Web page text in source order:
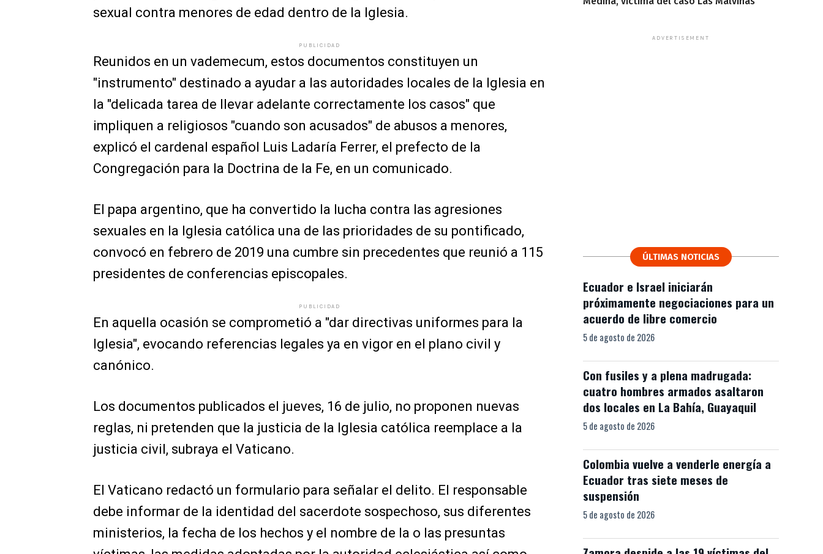
sexual contra menores de edad dentro de la Iglesia.
PUBLICIDAD
Reunidos en un vademecum, estos documentos constituyen un
"instrumento" destinado a ayudar a las autoridades locales de la Iglesia en
la "delicada tarea de llevar adelante correctamente los casos" que
impliquen a religiosos "cuando son acusados" de abusos a menores,
explicó el cardenal español Luis Ladaría Ferrer, el prefecto de la
Congregación para la Doctrina de la Fe, en un comunicado.
El papa argentino, que ha convertido la lucha contra las agresiones
sexuales en la Iglesia católica una de las prioridades de su pontificado,
convocó en febrero de 2019 una cumbre sin precedentes que reunió a 115
presidentes de conferencias episcopales.
PUBLICIDAD
En aquella ocasión se comprometió a "dar directivas uniformes para la
Iglesia", evocando referencias legales ya en vigor en el plano civil y
canónico.
Los documentos publicados el jueves, 16 de julio, no proponen nuevas
reglas, ni pretenden que la justicia de la Iglesia católica reemplace a la
justicia civil, subraya el Vaticano.
El Vaticano redactó un formulario para señalar el delito. El responsable
debe informar de la identidad del sacerdote sospechoso, sus diferentes
ministerios, la fecha de los hechos y el nombre de la o las presuntas
ADVERTISEMENT
ÚLTIMAS NOTICIAS
Ecuador e Israel iniciarán
próximamente negociaciones para un
acuerdo de libre comercio
5 de agosto de 2026
Con fusiles y a plena madrugada:
cuatro hombres armados asaltaron
dos locales en La Bahía, Guayaquil
5 de agosto de 2026
Colombia vuelve a venderle energía a
Ecuador tras siete meses de
suspensión
5 de agosto de 2026